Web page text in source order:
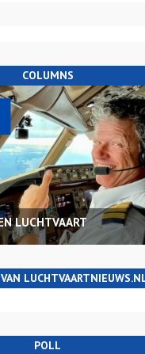
COLUMNS
LUCHTVAART
POLL